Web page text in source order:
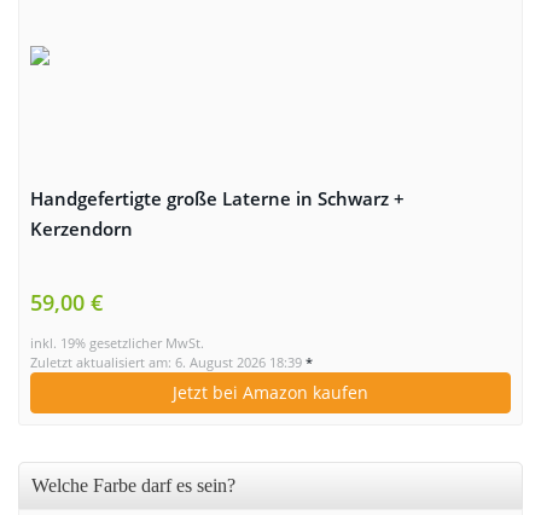
Handgefertigte große Laterne in Schwarz +
Kerzendorn
59,00 €
inkl. 19% gesetzlicher MwSt.
Zuletzt aktualisiert am: 6. August 2026 18:39 *
Jetzt bei Amazon kaufen
Welche Farbe darf es sein?